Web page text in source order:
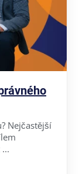
Nejčastější